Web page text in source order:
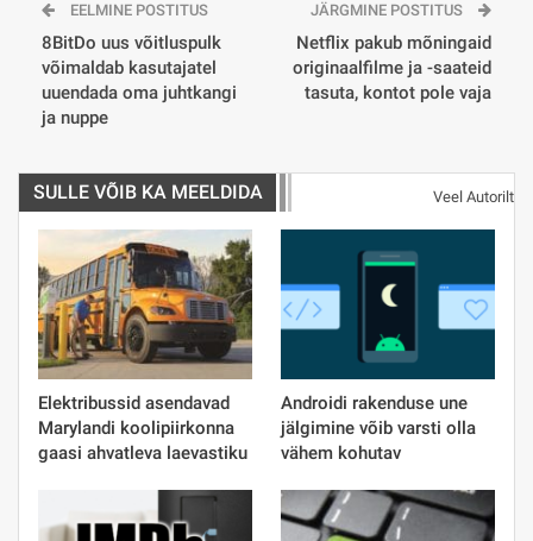
EELMINE POSTITUS
8BitDo uus võitluspulk
võimaldab kasutajatel
uuendada oma juhtkangi
ja nuppe
JÄRGMINE POSTITUS
Netflix pakub mõningaid
originaalfilme ja -saateid
tasuta, kontot pole vaja
SULLE VÕIB KA MEELDIDA Veel Autorilt
Elektribussid asendavad
Marylandi koolipiirkonna
gaasi ahvatleva laevastiku
Androidi rakenduse une
jälgimine võib varsti olla
vähem kohutav